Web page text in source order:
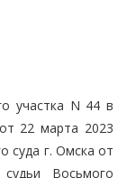
участка N 44 в
22 марта 2023
суда г. Омска от
Восьмого